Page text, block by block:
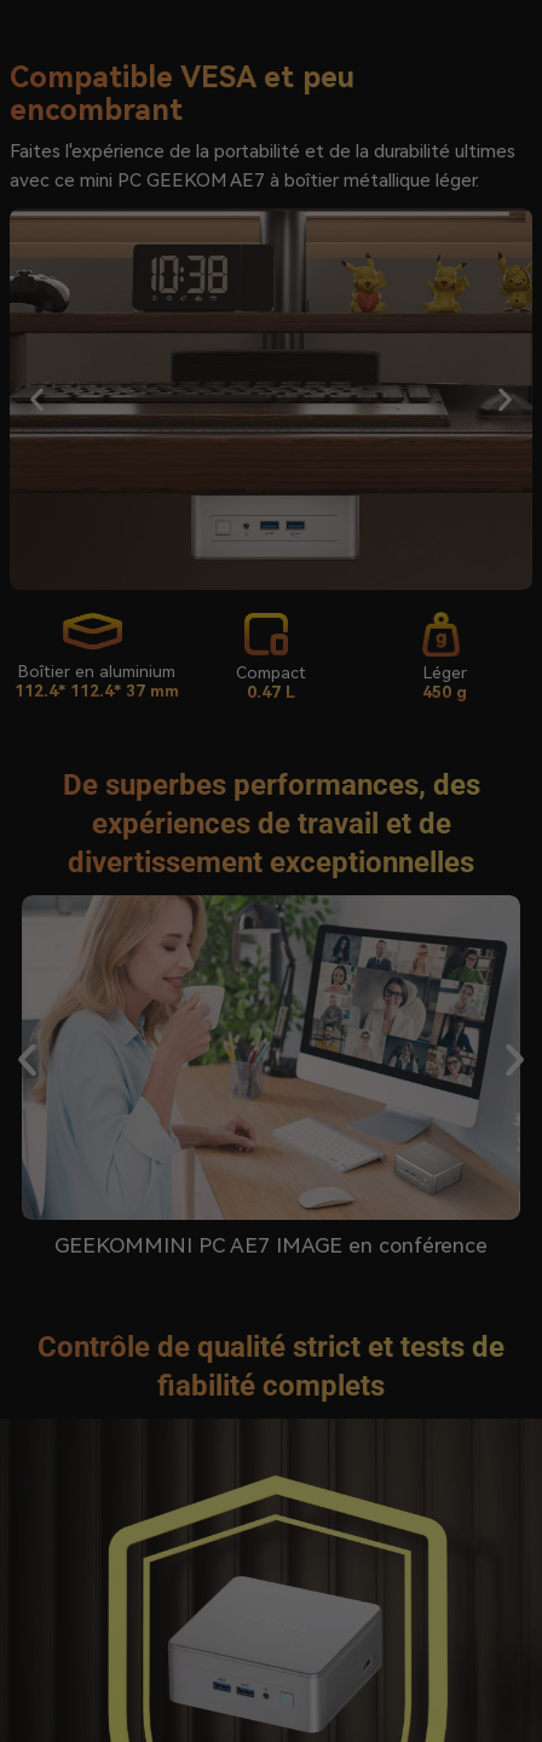
Compatible VESA et peu
encombrant
Faites l'expérience de la portabilité et de la durabilité ultimes
avec ce mini PC GEEKOM AE7 à boîtier métallique léger.
Boîtier en aluminium
112.4* 112.4* 37 mm
Compact
0.47 L
Léger
450 g
De superbes performances, des
expériences de travail et de
divertissement exceptionnelles
GEEKOMMINI PC AE7 IMAGE en conférence
Contrôle de qualité strict et tests de
fiabilité complets